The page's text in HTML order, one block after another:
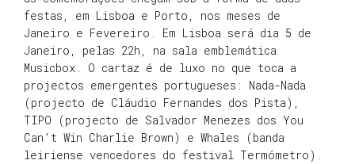
festas, em Lisboa e Porto, nos meses de
Janeiro e Fevereiro. Em Lisboa será dia 5 de
Janeiro, pelas 22h, na sala emblemática
Musicbox. O cartaz é de luxo no que toca a
projectos emergentes portugueses: Nada-Nada
(projecto de Cláudio Fernandes dos Pista),
TIPO (projecto de Salvador Menezes dos You
Can’t Win Charlie Brown) e Whales (banda
leiriense vencedores do festival Termómetro).